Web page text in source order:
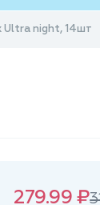
Ultra night, 14шт
279.99 ₽